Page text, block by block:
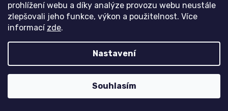
prohlížení webu a díky analýze provozu webu neustále
zlepšovali jeho funkce, výkon a použitelnost. Více
informací zde.
Nastavení
Souhlasím
Co je to pre workout?
Aminokyseliny BCAA
Může se proteinový prášek zkazit?
Jaký protein na noc?